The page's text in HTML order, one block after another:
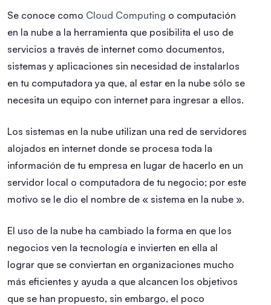
Se conoce como Cloud Computing o computación
en la nube a la herramienta que posibilita el uso de
servicios a través de internet como documentos,
sistemas y aplicaciones sin necesidad de instalarlos
en tu computadora ya que, al estar en la nube sólo se
necesita un equipo con internet para ingresar a ellos.
Los sistemas en la nube utilizan una red de servidores
alojados en internet donde se procesa toda la
información de tu empresa en lugar de hacerlo en un
servidor local o computadora de tu negocio; por este
motivo se le dio el nombre de « sistema en la nube ».
El uso de la nube ha cambiado la forma en que los
negocios ven la tecnología e invierten en ella al
lograr que se conviertan en organizaciones mucho
más eficientes y ayuda a que alcancen los objetivos
que se han propuesto, sin embargo, el poco